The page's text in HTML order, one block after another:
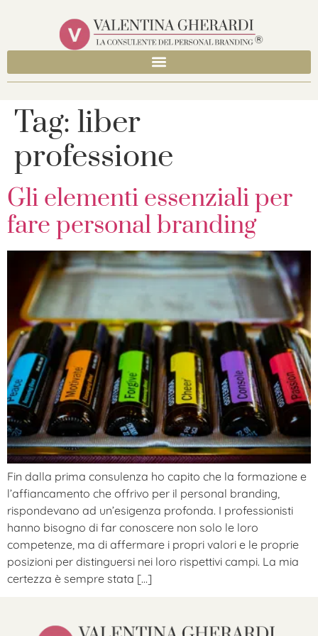
Tag: liber
professione
Gli elementi essenziali per
fare personal branding
Fin dalla prima consulenza ho capito che la formazione e
l’affiancamento che offrivo per il personal branding,
rispondevano ad un’esigenza profonda. I professionisti
hanno bisogno di far conoscere non solo le loro
competenze, ma di affermare i propri valori e le proprie
posizioni per distinguersi nei loro rispettivi campi. La mia
certezza è sempre stata […]